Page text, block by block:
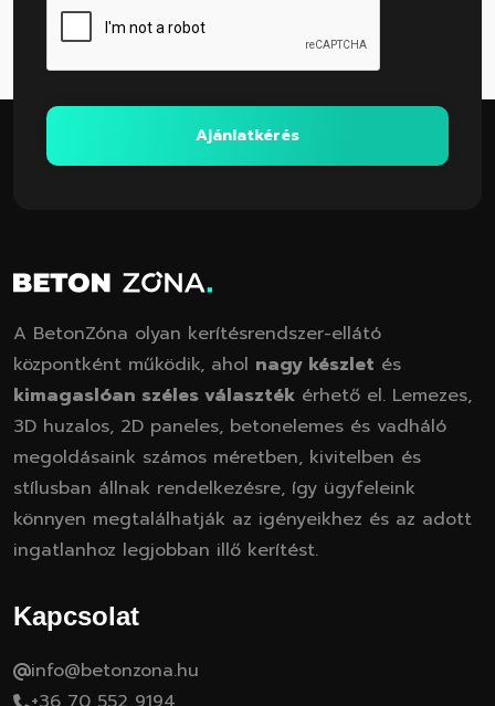
Ajánlatkérés
A BetonZóna olyan kerítésrendszer-ellátó
központként működik, ahol nagy készlet és
kimagaslóan széles választék érhető el. Lemezes,
3D huzalos, 2D paneles, betonelemes és vadháló
megoldásaink számos méretben, kivitelben és
stílusban állnak rendelkezésre, így ügyfeleink
könnyen megtalálhatják az igényeikhez és az adott
ingatlanhoz legjobban illő kerítést.
Kapcsolat
info@betonzona.hu